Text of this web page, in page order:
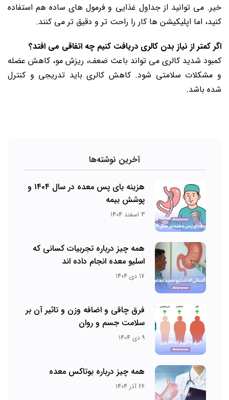
خیر. می توانید از جداول غذایی و فرمول های ساده هم استفاده
کنید، اما اپلیکیشن ها کار را راحت تر و دقیق تر می کنند.
اگر کمتر از نیاز بدن کالری دریافت کنیم چه اتفاقی می افتد؟
کمبود شدید کالری می تواند باعث ضعف، ریزش مو، کاهش عضله
و مشکلات سلامتی شود. کاهش کالری باید تدریجی و کنترل
شده باشد.
آخرین نوشته‌ها
هزینه بای پس معده در سال ۱۴۰۴ و
پوشش بیمه
3 اسفند 1404
همه چیز درباره تجربیات کسانی که
اسلیو معده انجام داده اند
17 دی 1404
فرق چاقی و اضافه وزن و تاثیر آن بر
سلامت جسم و روان
9 دی 1404
همه چیز درباره بوتاکس معده
26 آذر 1404